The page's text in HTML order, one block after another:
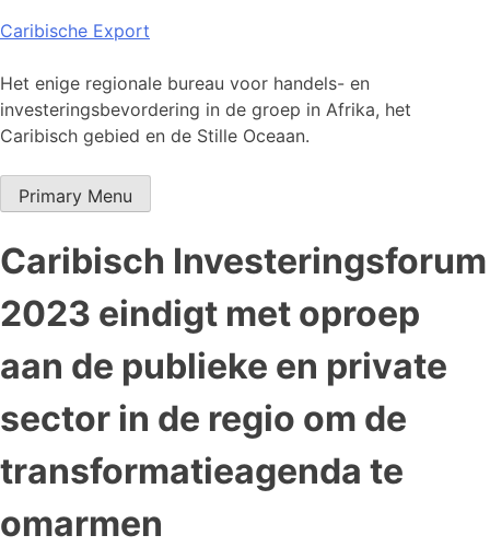
Skip
content
Caribische Export
Het enige regionale bureau voor handels- en
investeringsbevordering in de groep in Afrika, het
Caribisch gebied en de Stille Oceaan.
Primary Menu
Caribisch Investeringsforum
2023 eindigt met oproep
aan de publieke en private
sector in de regio om de
transformatieagenda te
omarmen